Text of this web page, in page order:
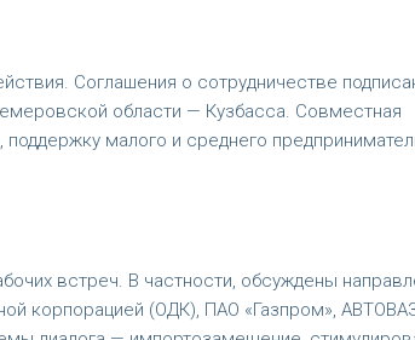
Соглашения о сотрудничестве
области — Кузбасса. Совместная
малого и среднего
встреч. В частности, обсуждены
корпорацией (ОДК), ПАО «Газпром»,